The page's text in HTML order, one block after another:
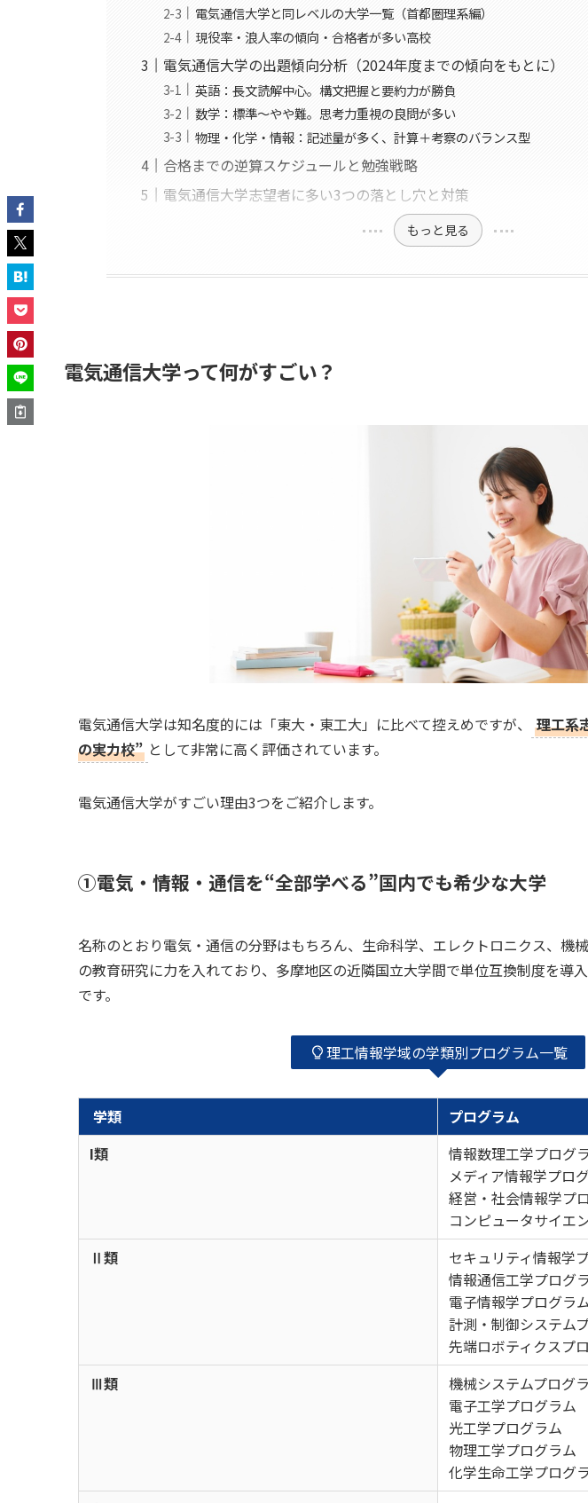
電気通信大学と同レベルの大学一覧（首都圏理系編）
現役率・浪人率の傾向・合格者が多い高校
電気通信大学の出題傾向分析（2024年度までの傾向をもとに）
英語：長文読解中心。構文把握と要約力が勝負
数学：標準〜やや難。思考力重視の良問が多い
物理・化学・情報：記述量が多く、計算＋考察のバランス型
合格までの逆算スケジュールと勉強戦略
電気通信大学志望者に多い3つの落とし穴と対策
もっと見る
電気通信大学って何がすごい？
電気通信大学は知名度的には「東大・東工大」に比べて控えめですが、
理工系
の実力校” として非常に高く評価されています。
電気通信大学がすごい理由3つをご紹介します。
①電気・情報・通信を“全部学べる”国内でも希少な大学
名称のとおり電気・通信の分野はもちろん、生命科学、エレクトロニクス、機
の教育研究に力を入れており、多摩地区の近隣国立大学間で単位互換制度を導
です。
理工情報学域の学類別プログラム一覧
学類
プログラム
I類
情報数理工学プログ
メディア情報学プロ
経営・社会情報学プ
コンピュータサイエ
Ⅱ類
セキュリティ情報学
情報通信工学プログ
電子情報学プログラ
計測・制御システム
先端ロボティクスプ
Ⅲ類
機械システムプログ
電子工学プログラム
光工学プログラム
物理工学プログラム
化学生命工学プログ